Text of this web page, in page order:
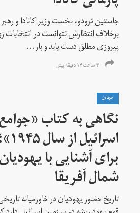
جاستین ترودو، نخست وزیر کانادا و
برخلاف انتظارش نتوانست در انتخابات
پیروزی مطلق دست یابد و بار...
۴ ساعت ۱۴ دقیقه پیش
جهان
نگاهی به کتاب
برای آشنایی با
شمال آفریقا
تاریخ حضور یهودیان در خاورمیانه